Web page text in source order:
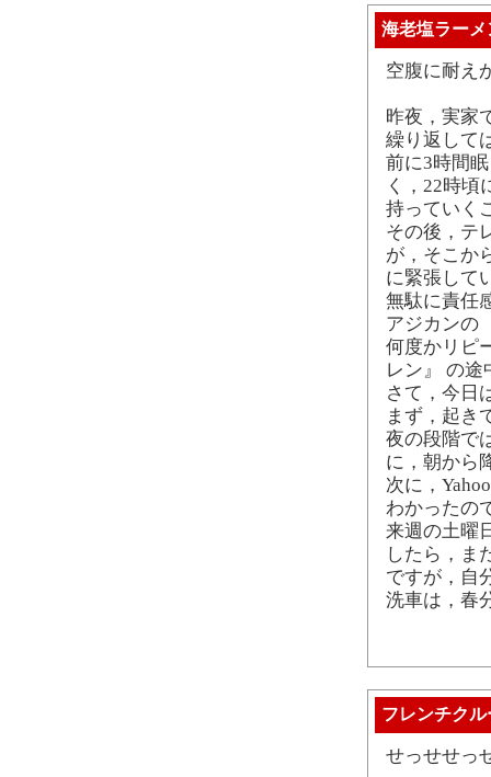
海老塩ラーメ
空腹に耐え
昨夜，実家
繰り返して
前に3時間
く，22時頃
持っていく
その後，テ
が，そこか
に緊張して
無駄に責任
アジカンの
何度かリピ
レン』 の途
さて，今日
まず，起き
夜の段階で
に，朝から
次に，
わかったの
来週の土曜
したら，ま
ですが，自
洗車は，春
フレンチク
せっせせっ